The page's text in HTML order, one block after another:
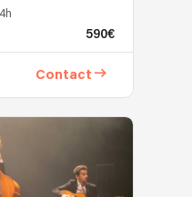
590€
Contact